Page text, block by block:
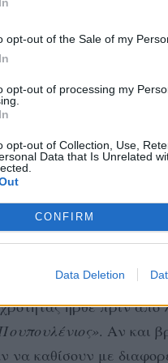
opt-out of the Sale of my
opt-out of processing my
opt-out of Collection, Use,
Data that Is Unrelated
CONFIRM
Data Deletion
κολλητή από μια
κυκλοφορούν εδώ και
της και πολλοί
της στο γαμήλιο
σχέσης τους
followers τους την
τους.
ΠΟΥ ΕΊΠΕ ΠΟΛΛΆ
ήρθε πριν από
. Αν και
να καθίσουν με